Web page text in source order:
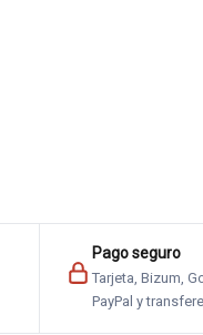
Pago seguro
Tarjeta, Bizum,
PayPal y